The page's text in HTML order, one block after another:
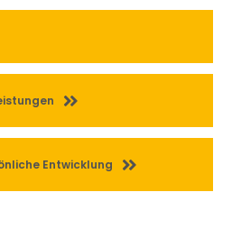
Entwicklung